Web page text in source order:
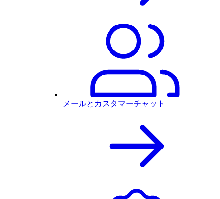
メールとカスタマーチャット